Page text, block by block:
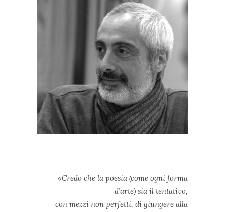
«Credo che la poesia (come ogni forma
d’arte) sia il tentativo,
con mezzi non perfetti, di giungere alla